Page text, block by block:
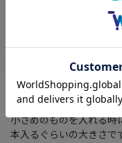
在庫
気になる臭いを解決 消
入。
小さめのものを入れる
本入るぐらいの大きさで